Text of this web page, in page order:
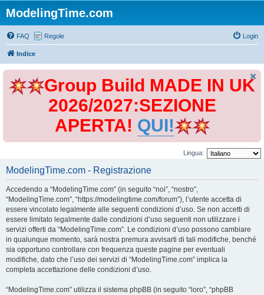
ModelingTime.com
FAQ Regole Login
Indice
Group Build MADE IN UK
2026/2027:SEZIONE
APERTA! QUI!
Lingua:
ModelingTime.com - Registrazione
Accedendo a “ModelingTime.com” (in seguito “noi”, “nostro”,
“ModelingTime.com”, “https://modelingtime.com/forum”), l’utente accetta di
essere vincolato legalmente alle seguenti condizioni d’uso. Se non accetti di
essere limitato legalmente dalle condizioni d’uso seguenti non utilizzare i
servizi offerti da “ModelingTime.com”. Le condizioni d’uso possono cambiare
in qualunque momento, sarà nostra premura avvisarti di tali modifiche, benché
sia opportuno controllare con frequenza queste pagine per eventuali
modifiche, dato che l’uso dei servizi di “ModelingTime.com” implica la
completa accettazione delle condizioni d’uso.
“ModelingTime.com” utilizza il sistema phpBB (in seguito “loro”, “phpBB